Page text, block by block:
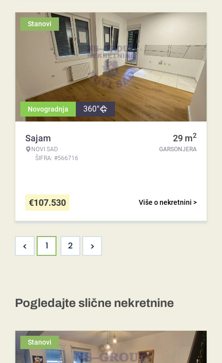
Stanovi
Novogradnja 360°
Sajam
NOVI SAD
ŠIFRA: #566716
29 m2
GARSONJERA
Više o nekretnini >
€107.530
< 1 2 >
Pogledajte slične nekretnine
Stanovi